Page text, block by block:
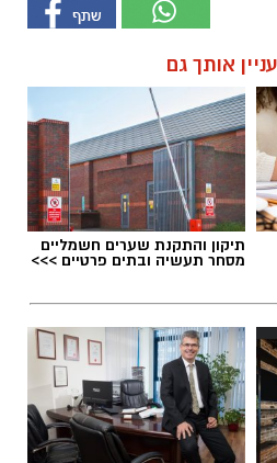
אותך גם
תיקון והתקנת שערים חשמליים
מסחר תעשיה ובתים פרטיים >>>